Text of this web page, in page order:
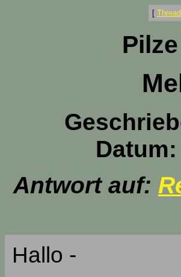
[
Antwort auf:
Hallo -